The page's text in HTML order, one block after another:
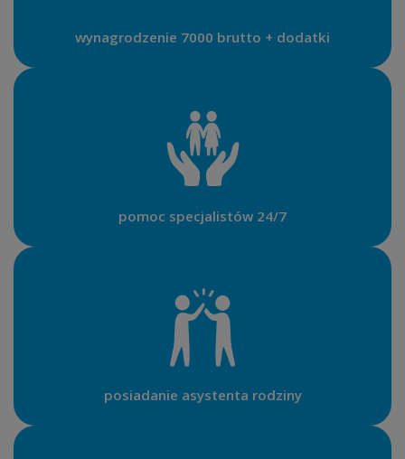
wynagrodzenie 7000 brutto + dodatki
pomoc specjalistów 24/7
posiadanie asystenta rodziny